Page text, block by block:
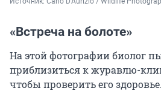
«Встреча на болоте»
На этой фотографии биолог
приблизиться к журавлю-
чтобы проверить его